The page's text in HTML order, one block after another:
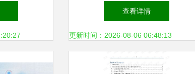
务概述
查看详情
更新时间：2026-08-06 06:48:13